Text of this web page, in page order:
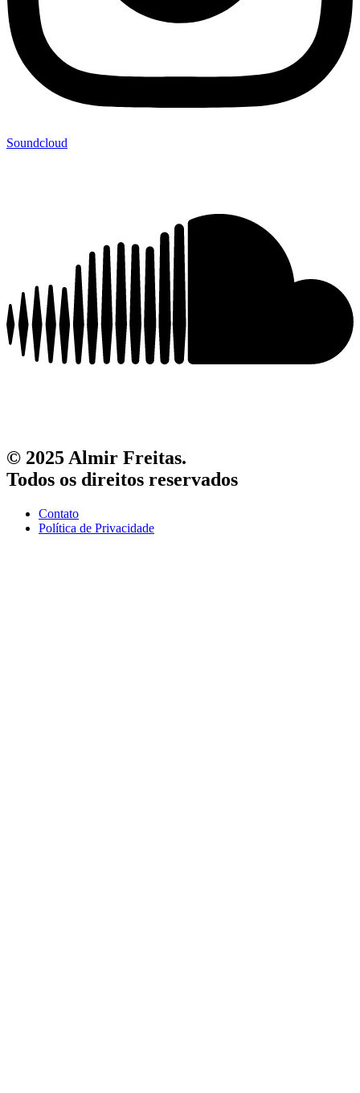
Soundcloud
© 2025 Almir Freitas.
Todos os direitos reservados
Contato
Política de Privacidade